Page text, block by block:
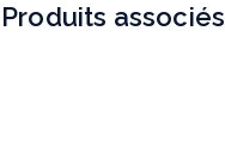
Produits associés